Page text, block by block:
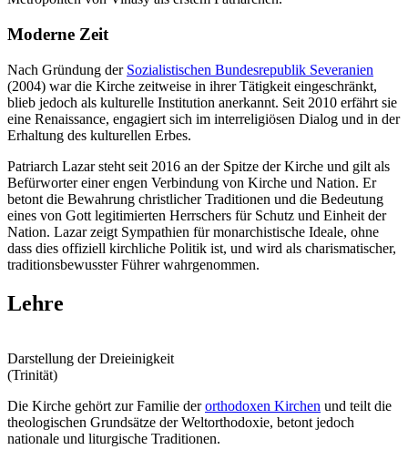
Moderne Zeit
Nach Gründung der Sozialistischen Bundesrepublik Severanien
(2004) war die Kirche zeitweise in ihrer Tätigkeit eingeschränkt,
blieb jedoch als kulturelle Institution anerkannt. Seit 2010 erfährt sie
eine Renaissance, engagiert sich im interreligiösen Dialog und in der
Erhaltung des kulturellen Erbes.
Patriarch Lazar steht seit 2016 an der Spitze der Kirche und gilt als
Befürworter einer engen Verbindung von Kirche und Nation. Er
betont die Bewahrung christlicher Traditionen und die Bedeutung
eines von Gott legitimierten Herrschers für Schutz und Einheit der
Nation. Lazar zeigt Sympathien für monarchistische Ideale, ohne
dass dies offiziell kirchliche Politik ist, und wird als charismatischer,
traditionsbewusster Führer wahrgenommen.
Lehre
Darstellung der Dreieinigkeit
(Trinität)
Die Kirche gehört zur Familie derorthodoxen Kirchen und teilt die
theologischen Grundsätze der Weltorthodoxie, betont jedoch
nationale und liturgische Traditionen.